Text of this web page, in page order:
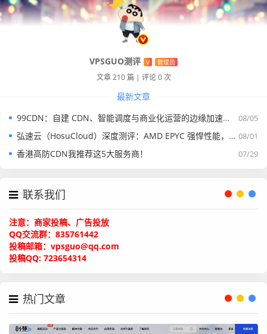
机器测评基础信息：
该服务器采用Intel Xeon E5-2660 v2处理器，拥有10个物理
z，并配备大容量缓存，能够高效处理多线程任务。
电信/联通/移动三网路由测试：
我们对不同运营商的去程和回程路由进行了详细测试，以评
估其在中国大陆的访问质量。
电信/联通/移动三网去程：
VPSGUO测评 V 管理员
文章 210 篇 | 评论 0 次
最新文章
08/05
99CDN：自建 CDN、智能调度与商业化运营的边缘加速平台
08/01
弘速云（HosuCloud）深度测评：AMD EPYC 强悍性能，拼团价真香！
07/29
香港高防CDN我推荐这5大服务商！
联系我们
注意：商家投稿、广告投放
QQ交流群：835761442
投稿邮箱：vpsguo@qq.com
投稿QQ: 723654314
热门文章